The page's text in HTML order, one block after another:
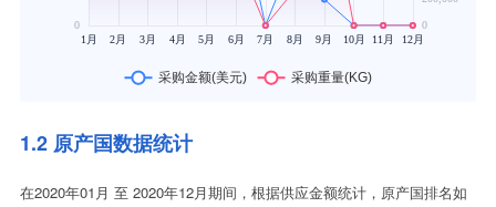
1.2 原产国数据统计
在2020年01月 至 2020年12月期间，根据供应金额统计，原产国排名如